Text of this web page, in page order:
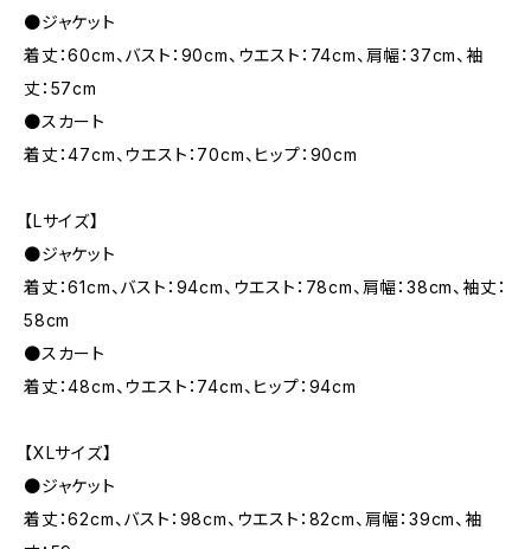
●ジャケット
着丈：60cm、バスト：90cm、ウエスト：74cm、肩幅：37cm、袖
丈：57cm
●スカート
着丈：47cm、ウエスト：70cm、ヒップ：90cm
【Lサイズ】
●ジャケット
着丈：61cm、バスト：94cm、ウエスト：78cm、肩幅：38cm、袖丈：
58cm
●スカート
着丈：48cm、ウエスト：74cm、ヒップ：94cm
【XLサイズ】
●ジャケット
着丈：62cm、バスト：98cm、ウエスト：82cm、肩幅：39cm、袖